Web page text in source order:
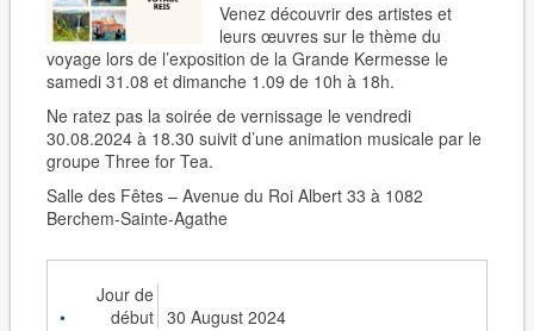
Venez découvrir des artistes et
leurs œuvres sur le thème du
voyage lors de l’exposition de la Grande Kermesse le
samedi 31.08 et dimanche 1.09 de 10h à 18h.
Ne ratez pas la soirée de vernissage le vendredi
30.08.2024 à 18.30 suivit d’une animation musicale par le
groupe Three for Tea.
Salle des Fêtes – Avenue du Roi Albert 33 à 1082
Berchem-Sainte-Agathe
Jour de
début 30 August 2024